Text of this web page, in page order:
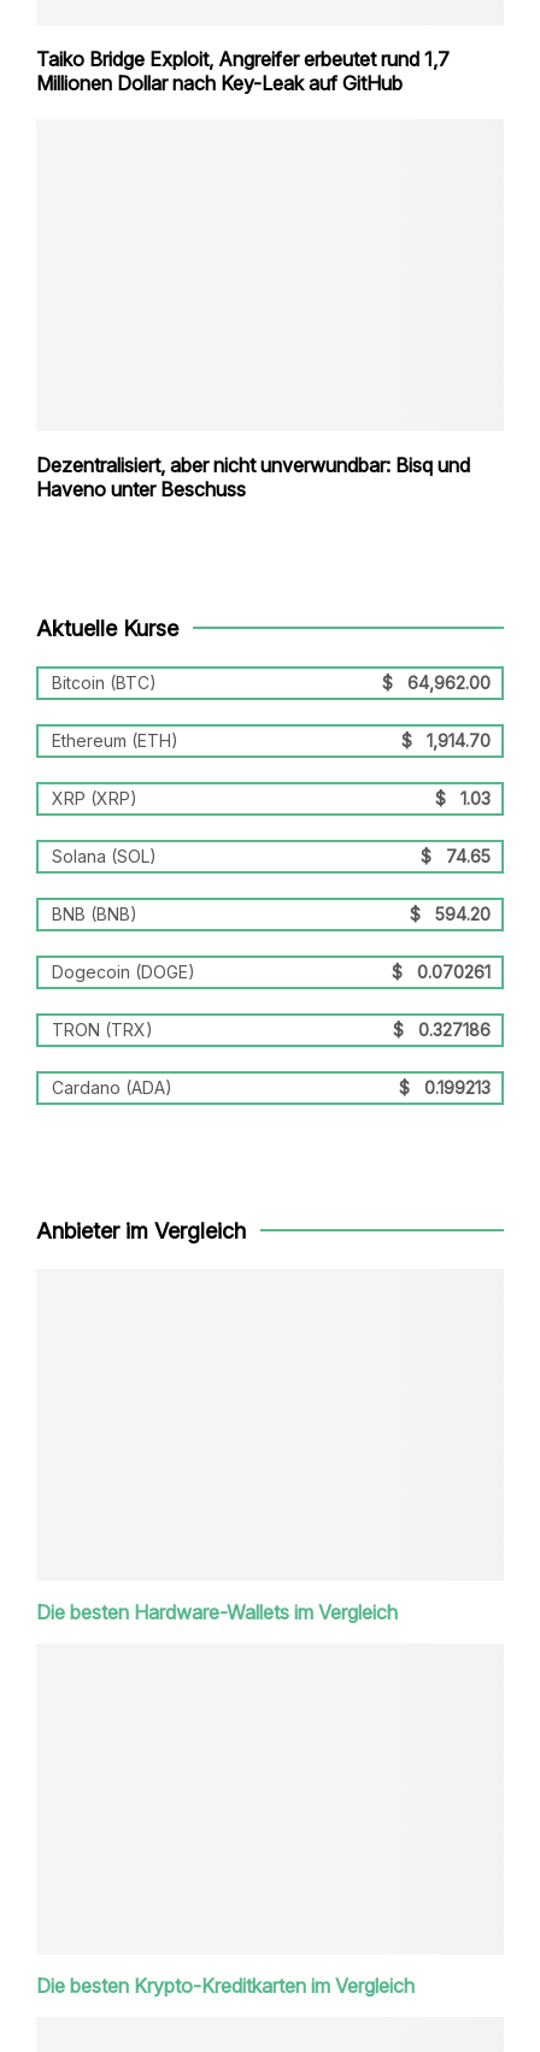
Taiko Bridge Exploit, Angreifer erbeutet rund 1,7
Millionen Dollar nach Key-Leak auf GitHub
Dezentralisiert, aber nicht unverwundbar: Bisq und
Haveno unter Beschuss
Aktuelle Kurse
Bitcoin (BTC) $ 64,962.00
Ethereum (ETH) $ 1,914.70
XRP (XRP) $ 1.03
Solana (SOL) $ 74.65
BNB (BNB) $ 594.20
Dogecoin (DOGE) $ 0.070261
TRON (TRX) $ 0.327186
Cardano (ADA) $ 0.199213
Anbieter im Vergleich
Die besten Hardware-Wallets im Vergleich
Die besten Krypto-Kreditkarten im Vergleich